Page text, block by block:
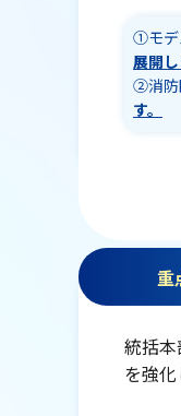
①モデ
展開
②消防
す。
重
統括
を強化